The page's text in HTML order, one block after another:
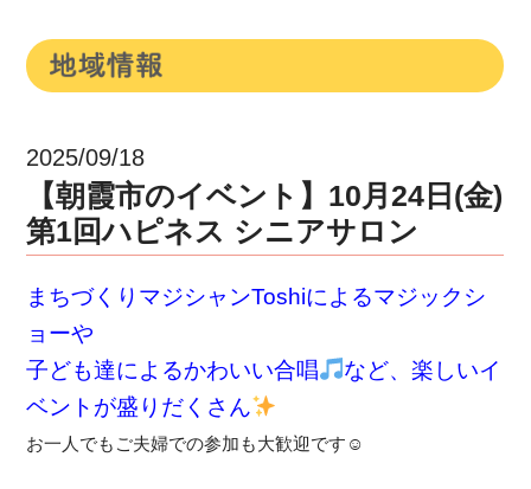
2025/09/18
【朝霞市のイベント】10月24日(金)
第1回ハピネス シニアサロン
まちづくりマジシャンToshiによるマジックシ
ョーや
子ども達によるかわいい合唱 など、楽しいイ
ベントが盛りだくさん
お一人でもご夫婦での参加も大歓迎です☺